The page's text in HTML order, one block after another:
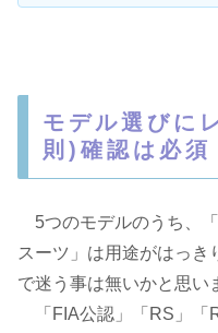
モデル選びに
則)確認は必須
5つのモデルのうち、
スーツ」は用途がはっき
で迷う事は無いかと思い
「FIA公認」「RS」「